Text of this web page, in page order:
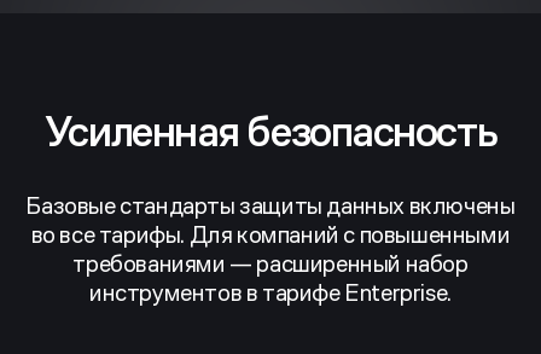
Усиленная безопасность
Базовые стандарты защиты данных включены
во все тарифы. Для компаний с повышенными
требованиями — расширенный набор
инструментов в тарифе Enterprise.